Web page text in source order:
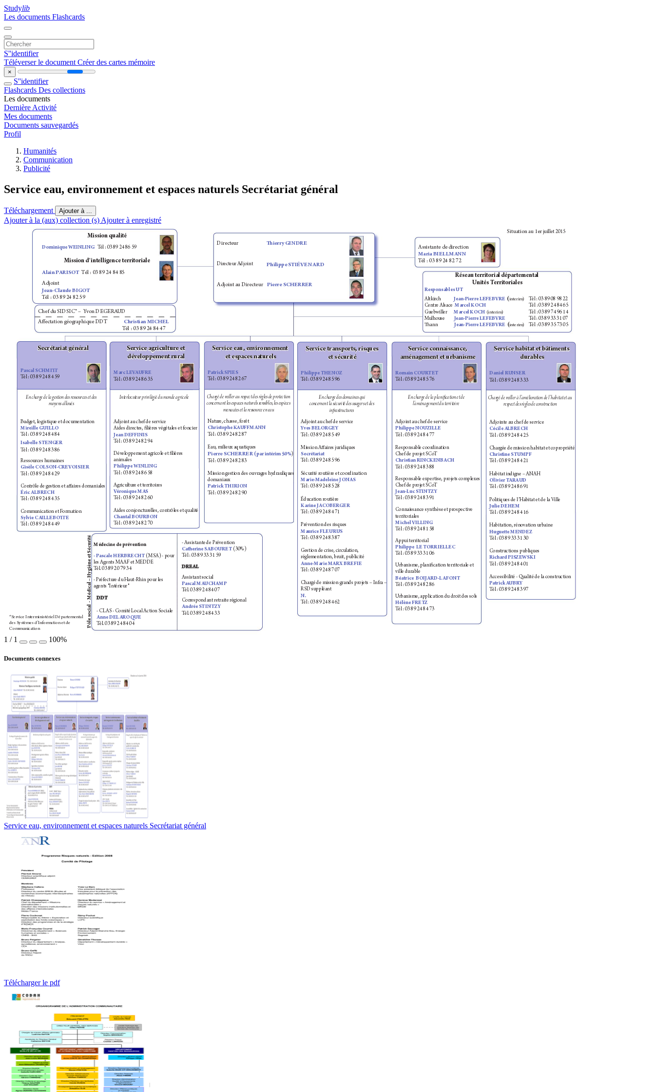
Studylib
Les documents Flashcards
S''identifier
Téléverser le document Créer des cartes mémoire
×
S''identifier
Flashcards Des collections
Les documents
Dernière Activité
Mes documents
Documents sauvegardés
Profil
Humanités
Communication
Publicité
Service eau, environnement et espaces naturels Secrétariat général
Téléchargement Ajouter à ...
Ajouter à la (aux) collection (s) Ajouter à enregistré
Mission qualité
Dominique WEINLING Tél : 03 89 24 86 59
Mission dintelligence territoriale
Alain PARISOT
  T
él : 03 89 24 84 85
Adjoint
Jean-Claude BIGOT
Tél : 03 89 24 82 59
Chargé de veiller au respect des règles de protection
concernant les espaces naturels sensibles, les espèces
menacées et la ressource en eau
Nature, chasse, forêt
Christophe UFFMANN
Tél : 03 89 24 82 87
Eau, milieux aquatiques
Pierre SCHERRER (par intérim 50%)
Tél : 03 89 24 82 83
Mission gestion des ouvrages hydrauliques
domaniaux
Patrick THIRION
Tél : 03 89 24 82 90
Service eau, environnement
et espaces naturels
Patrick SPIES
Tél : 03 89 24 82 67
Directeur ierry GINDRE
Directeur Adjoint Philippe STIÉVENARD
Adjoint au Directeur Pierre SCHERRER
Assistante de direction
Maria BIELLMANN
Tél : 03 89 24 82 72
Réseau territorial départemental
Unités Territoriales
Responsables UT
Altkirch Jean-Pierre LEFEBVRE (interim) Tél : 03 89 08 98 22
Centre Alsace Marcel KOCH Tél : 03 89 24 84 65
Guebwiller Marcel KOCH (interim) Tél : 03 89 74 96 14
Mulhouse Jean-Pierre LEFEBVRE Tél : 03 89 33 31 07
ann
Jean-Pierre LEFEBVRE (interim) Tél : 03 89 35 73 05
En charge de la gestion des ressources et des
moyens alloués
Budget, logistique et documentation
Mireille GUILLO
Tél : 03 89 24 84 84
Isabelle STENGER
Tél : 03 89 24 83 86
Ressources humaines
Gisèle COLSON-CREVOISIER
Tél : 03 89 24 84 29
Contrôle de gestion et aaires domaniales
Éric ALBRECH
Tél : 03 89 24 84 35
Communication et Formation
Sylvie CAILLEBOE
Tél : 03 89 24 84 49
Secrétariat général
Pascal SCHMI
Tél : 03 89 24 84 59
Chargé de veiller à l’amélioration de l’habitat et au
respect des règles de construction
Adjointe au chef de service
Cécile ALBRECH
Tél : 03 89 24 84 25
Chargée de mission habitat et copropriété
Christine STUMPF
Tél : 03 89 24 84 21
Habitat indigne – ANAH
Olivier TAUD
Tél : 03 89 24 86 91
Politiques de l’Habitat et de la Ville
Julie DEHEM
Tél : 03 89 24 84 16
Habitation, rénovation urbaine
Huguee MENDEZ
Tél : 03 89 33 31 30
Constructions publiques
Richard PISZEWSKI
Tél : 03 89 24 84 01
Accessibilité - Qualité de la construction
Patrick AUBRY
Tél : 03 89 24 83 97
Service habitat et bâtiments
durables
Daniel RUNSER
Tél : 03 89 24 83 33
En charge de la planication et de
l’aménagement du territoire
Adjoint au chef de service
Philippe NOUZILLE
Tél : 03 89 24 84 77
Responsable coordination
Chef de projet SCoT
Christian RINCKENBACH
Tél : 03 89 24 83 88
Responsable expertise, projets complexes
Chef de projet SCoT
Jean-Luc STINTZY
Tél : 03 89 24 83 91
Connaissance synthèse et prospective
territoriales
Michel VILLING
Tél : 03 89 24 81 58
Appui territorial
Philippe LE TORRIELLEC
Tél : 03 89 33 31 06
Urbanisme, planication territoriale et
ville durable
Béatrice  BOIJARD-LAFONT
Tél : 03 89 24 82 86
Urbanisme, application du droit des sols
Hélène FRETZ
Tél : 03 89 24 84 73
Service connaissance,
aménagement et urbanisme
Romain COURTET
Tél : 03 89 24 85 76
Interlocuteur privilégié du monde agricole
Adjoint au chef de service
Aides directes, lières végétales et foncier
Jean DEFFINIS
Tél : 03 89 24 82 94
Développement agricole et lières
animales
Philippe WINLING
Tél : 03 89 24 86 58
Agriculture et territoires
Véronique MAS
Tél : 03 89 24 82 60
Aides conjoncturelles, contrôles et qualité
Chantal BOURBON
Tél : 03 89 24 82 70
Service agriculture et
développement rural
Marc LEVAUFRE
Tél : 03 89 24 86 35
En charge des domaines qui
concernent la sécurité des usagers et des
inastructures
Adjoint au chef de service
Yves BELORGEY
Tél : 03 89 24 85 49
Mission Aaires juridiques
Secrétariat
Tél : 03 89 24 85 96
Sécurité routière et coordination
Marie-Madeleine JONAS
Tél : 03 89 24 85 28
Éducation routière
Karine JACOBERGER
Tél : 03 89 24 84 71
Prévention des risques
Maurice FLEURUS
Tél : 03 89 24 83 87
Gestion de crise, circulation,
réglementation, bruit, publicité
Anne-Marie MARX BREFIE
Tél : 03 89 24 87 07
Chargé de mission grands projets – Infra –
RSD suppléant
N.
Tél : 03 89 24 84 62
Service transports, risques
et sécurité
Philippe THENOZ
Tél : 03 89 24 85 96
*Service Interministériel Départemental
des Systèmes d’Information et de
Communication
Chef du SIDSIC* –  Yvon DEGEUD
Aectation géographique DDT Christian MICHEL
Tél : 03 89 24 84 47
Médecine de prévention
- Pascale HERBRECHT (MSA) - pour
les Agents MAAF et MEDDE
Tél. 03 89 20 79 34
- Préfecture du Haut-Rhin pour les
agents "Intérieur"
DDT
- CLAS - Comité Local Action Sociale
Anne DELAROQUE
Tél. 03 89 24 84 04
- Assistante de Prévention
Catherine SABOURET (30%)
Tél : 03 89 33 31 59
DREAL
Assistant social
Pascal MAUCHAMP
Tél. 03 89 24 84 07
Correspondant retraite régional
Andrée STINTZY
Tél. 03 89 24 84 33
P
ôle social  - M
édical – H
ygiène et Sécurité
Situation au 1er juillet 2015
1 / 1 100%
Documents connexes
Service eau, environnement et espaces naturels Secrétariat général
Télécharger le pdf